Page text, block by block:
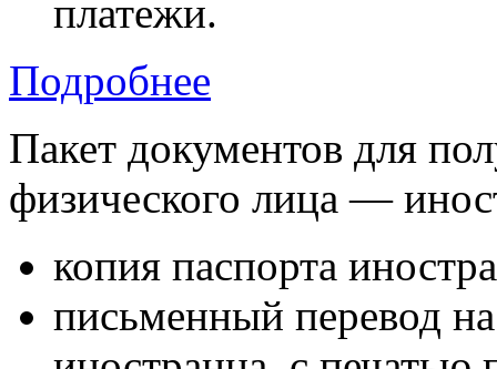
платежи.
Подробнее
Пакет документов для
физического лица —
копия паспорта
письменный перевод